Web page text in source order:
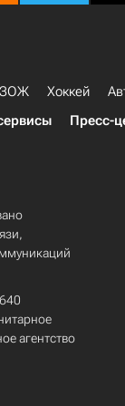
ЗОЖ Хоккей
Пресс-
агентство